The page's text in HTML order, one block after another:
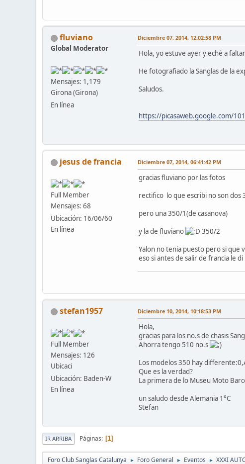
fluviano
Global Moderator
Mensajes: 1,179
Girona (Girona)
En línea
Diciembre 07, 2014, 12:02:58 PM
Hola, yo estuve ayer y eché a
He fotografiado la Sanglas de la
Saludos.
https://picasaweb.google.com/
jesus de francia
Full Member
Mensajes: 68
Ubicación: 16/06/60
En línea
Diciembre 07, 2014, 06:41:42 PM
gracias fluviano por las fotos
rectifico lo que escribi no son dos
pero una 350/1(de casanova)
y la de fluviano
350/2
Yalon no tenia puesto pero si que
eso si antes de salir de francia le
stefan1957
Full Member
Mensajes: 126
Ubicaci
Ubicación: Baden-W
En línea
Diciembre 10, 2014, 10:18:53 PM
Hola,
gracias para los no.s de chasis
Ahorra tengo 510 no.s
Los modelos 350 hay
Que es la verdad?
La primera de lo Museu Moto
un saludo desde Alemania 1°C
Stefan
IR ARRIBA Páginas 1
Foro Club Sanglas Catalunya ► Foro General ► Eventos ► XXXI